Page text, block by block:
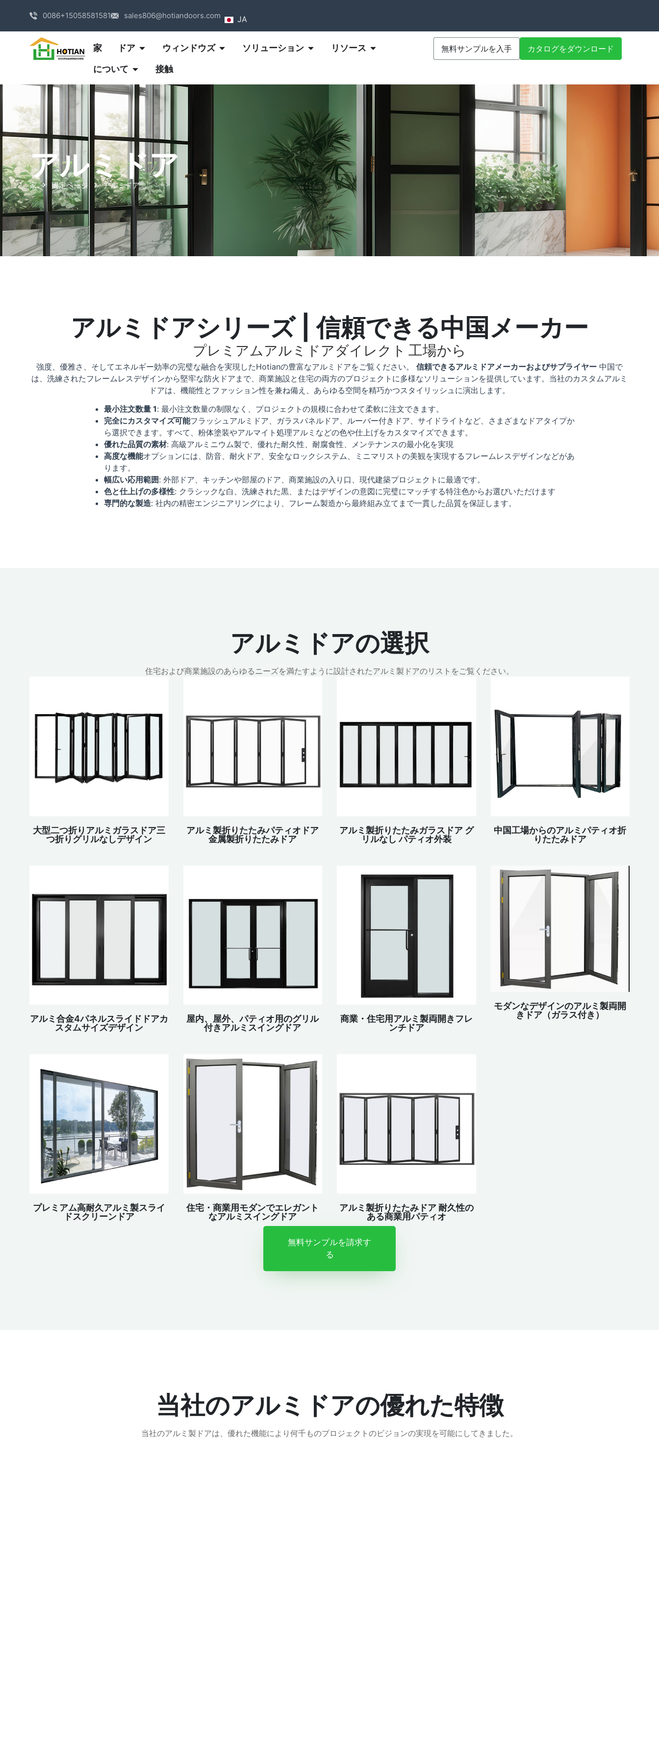
0086+15058581581 sales806@hotiandoors.com JA
家 ドア ウィンドウズ ソリューション リソース
について 接触
無料サンプルを入手 カタログをダウンロード
アルミドア
家 固定ページ アルミドア
アルミドアシリーズ | 信頼できる中国メーカー
プレミアムアルミドアダイレクト 工場から
強度、優雅さ、そしてエネルギー効率の完璧な融合を実現したHotianの豊富なアルミドアをご覧ください。 信頼できるアルミドアメーカーおよびサプライヤー 中国で
は、洗練されたフレームレスデザインから堅牢な防火ドアまで、商業施設と住宅の両方のプロジェクトに多様なソリューションを提供しています。当社のカスタムアルミ
ドアは、機能性とファッション性を兼ね備え、あらゆる空間を精巧かつスタイリッシュに演出します。
最小注文数量 1: 最小注文数量の制限なく、プロジェクトの規模に合わせて柔軟に注文できます。
完全にカスタマイズ可能フラッシュアルミドア、ガラスパネルドア、ルーバー付きドア、サイドライトなど、さまざまなドアタイプか
ら選択できます。すべて、粉体塗装やアルマイト処理アルミなどの色や仕上げをカスタマイズできます。
優れた品質の素材: 高級アルミニウム製で、優れた耐久性、耐腐食性、メンテナンスの最小化を実現
高度な機能オプションには、防音、耐火ドア、安全なロックシステム、ミニマリストの美観を実現するフレームレスデザインなどがあ
ります。
幅広い応用範囲: 外部ドア、キッチンや部屋のドア、商業施設の入り口、現代建築プロジェクトに最適です。
色と仕上げの多様性: クラシックな白、洗練された黒、またはデザインの意図に完璧にマッチする特注色からお選びいただけます
専門的な製造: 社内の精密エンジニアリングにより、フレーム製造から最終組み立てまで一貫した品質を保証します。
アルミドアの選択
住宅および商業施設のあらゆるニーズを満たすように設計されたアルミ製ドアのリストをご覧ください。
大型二つ折りアルミガラスドア三
つ折りグリルなしデザイン
アルミ製折りたたみパティオドア
金属製折りたたみドア
アルミ製折りたたみガラスドア グ
リルなし パティオ外装
中国工場からのアルミパティオ折
りたたみドア
アルミ合金4パネルスライドドアカ
スタムサイズデザイン
屋内、屋外、パティオ用のグリル
付きアルミスイングドア
商業・住宅用アルミ製両開きフレ
ンチドア
モダンなデザインのアルミ製両開
きドア（ガラス付き）
プレミアム高耐久アルミ製スライ
ドスクリーンドア
住宅・商業用モダンでエレガント
なアルミスイングドア
アルミ製折りたたみドア 耐久性の
ある商業用パティオ
無料サンプルを請求す
る
当社のアルミドアの優れた特徴
当社のアルミ製ドアは、優れた機能により何千ものプロジェクトのビジョンの実現を可能にしてきました。